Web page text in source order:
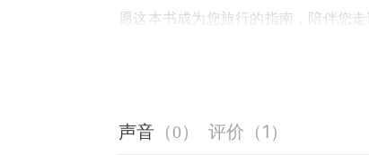
愿这本书成为您旅行的指南，陪伴您
声音 （0） 评价 （1 ）